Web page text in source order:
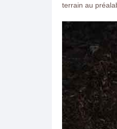
ON VOUS
terrain au